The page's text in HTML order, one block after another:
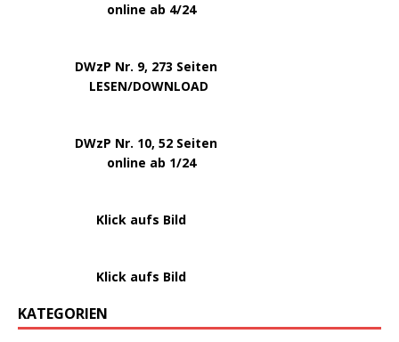
online ab 4/24
DWzP Nr. 9, 273 Seiten
LESEN/DOWNLOAD
DWzP Nr. 10, 52 Seiten
online ab 1/24
Klick aufs Bild
Klick aufs Bild
KATEGORIEN